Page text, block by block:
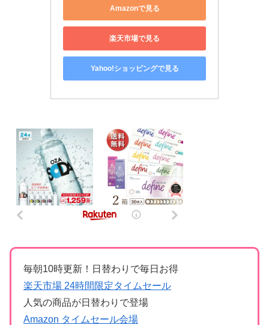
Amazonで見る
楽天市場で見る
Yahoo!ショッピングで見る
毎朝10時更新！日替わりで毎日お得
楽天市場 24時間限定タイムセール
人気の商品が日替わりで登場
Amazon タイムセール会場